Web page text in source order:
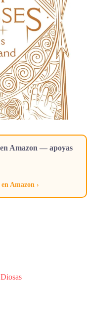
Amazon — apoyas
Amazon ›